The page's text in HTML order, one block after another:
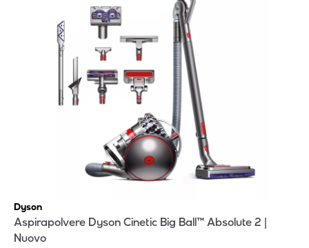
Dyson
Aspirapolvere Dyson Cinetic Big Ball™ Absolute 2 |
Nuovo